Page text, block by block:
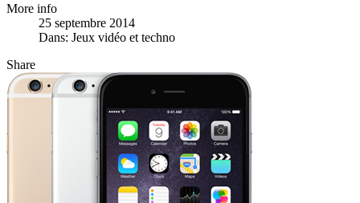
More info
25 septembre 2014
Dans: Jeux vidéo et techno
Share